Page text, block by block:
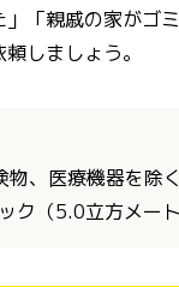
「親戚の家がゴ
しましょう。
、医療機器を
ク（5.0立方メー